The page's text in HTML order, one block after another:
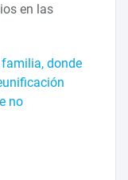
en las
donde
no